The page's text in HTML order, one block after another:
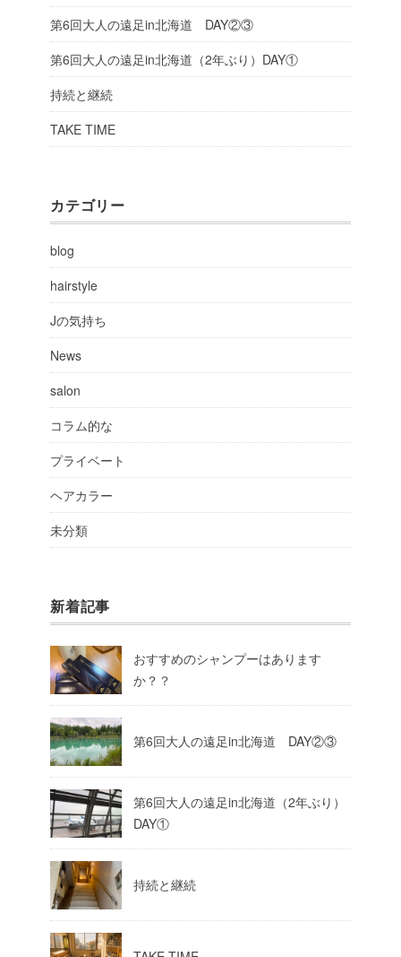
第6回大人の遠足in北海道 DAY②③
第6回大人の遠足in北海道（2年ぶり）DAY①
持続と継続
TAKE TIME
カテゴリー
blog
hairstyle
Jの気持ち
News
salon
コラム的な
プライベート
ヘアカラー
未分類
新着記事
おすすめのシャンプーはあります
か？？
第6回大人の遠足in北海道 DAY②③
第6回大人の遠足in北海道（2年ぶり）
DAY①
持続と継続